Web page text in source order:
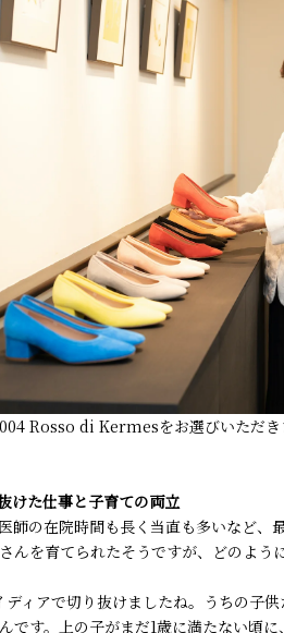
Rosso di Kermesをお選びいただ
けた仕事と子育ての両立
師の在院時間も長く当直も多いなど、
んを育てられたそうですが、どのよう
ディアで切り抜けましたね。うちの子
です。上の子がまだ1歳に満たない頃